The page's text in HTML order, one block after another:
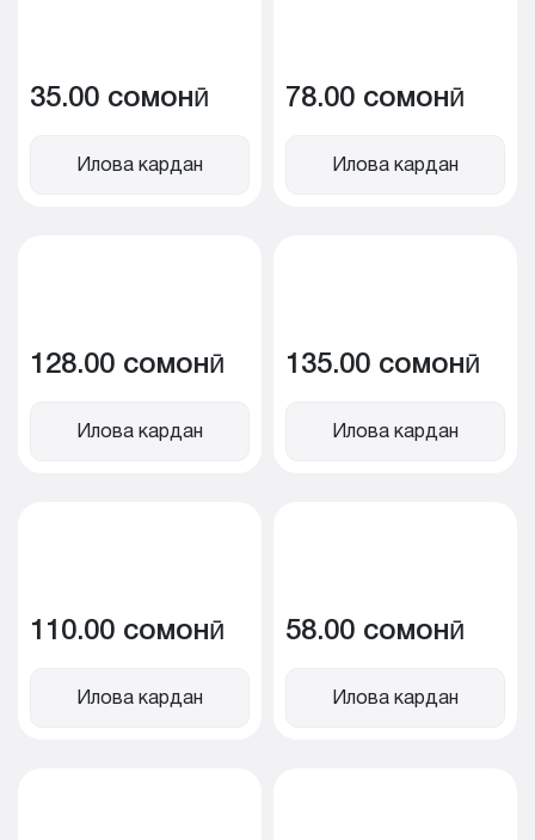
35.00 сомонӣ
Илова кардан
78.00 сомонӣ
Илова кардан
128.00 сомонӣ
Илова кардан
135.00 сомонӣ
Илова кардан
110.00 сомонӣ
Илова кардан
58.00 сомонӣ
Илова кардан